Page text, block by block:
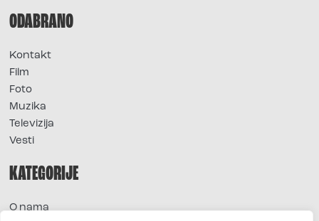
ODABRANO
Kontakt
Film
Foto
Muzika
Televizija
Vesti
KATEGORIJE
O nama